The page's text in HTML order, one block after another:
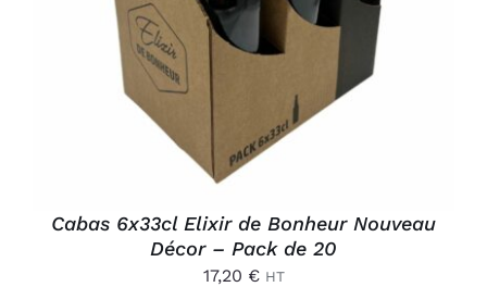
DÉTAILS
Cabas 6x33cl Elixir de Bonheur Nouveau
Décor – Pack de 20
17,20 € HT